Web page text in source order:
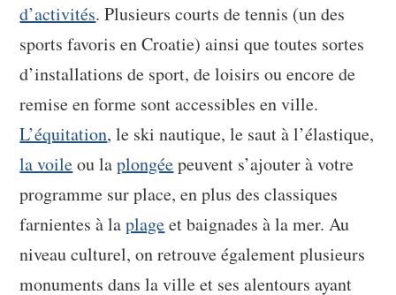
d’activités. Plusieurs courts de tennis (un des
sports favoris en Croatie) ainsi que toutes sortes
d’installations de sport, de loisirs ou encore de
remise en forme sont accessibles en ville.
L’équitation, le ski nautique, le saut à l’élastique,
la voileou laplongéepeuvent s’ajouter à votre
programme sur place, en plus des classiques
farnientes à laplageet baignades à la mer. Au
niveau culturel, on retrouve également plusieurs
monuments dans la ville et ses alentours ayant